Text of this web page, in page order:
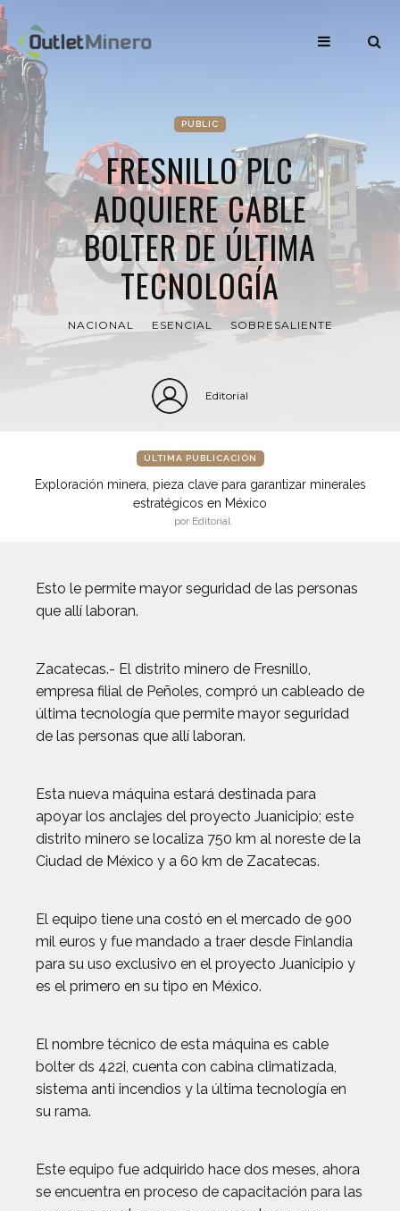
PUBLIC
FRESNILLO PLC
ADQUIERE CABLE
BOLTER DE ÚLTIMA
TECNOLOGÍA
NACIONAL ESENCIAL SOBRESALIENTE
Editorial
ÚLTIMA PUBLICACIÓN
Exploración minera, pieza clave para garantizar minerales
estratégicos en México
por Editorial
Esto le permite mayor seguridad de las personas
que allí laboran.
Zacatecas.- El distrito minero de Fresnillo,
empresa filial de Peñoles, compró un cableado de
última tecnología que permite mayor seguridad
de las personas que allí laboran.
Esta nueva máquina estará destinada para
apoyar los anclajes del proyecto Juanicipio; este
distrito minero se localiza 750 km al noreste de la
Ciudad de México y a 60 km de Zacatecas.
El equipo tiene una costó en el mercado de 900
mil euros y fue mandado a traer desde Finlandia
para su uso exclusivo en el proyecto Juanicipio y
es el primero en su tipo en México.
El nombre técnico de esta máquina es cable
bolter ds 422i, cuenta con cabina climatizada,
sistema anti incendios y la última tecnología en
su rama.
Este equipo fue adquirido hace dos meses, ahora
se encuentra en proceso de capacitación para las